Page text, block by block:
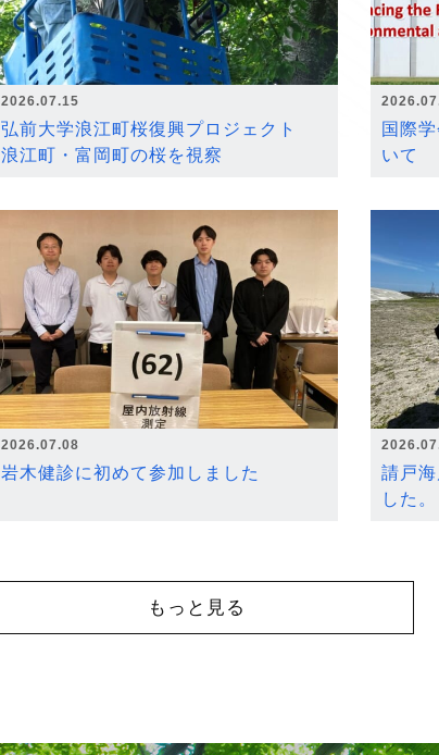
2026.07.15
弘前大学浪江町桜復興プロジェクト
浪江町・富岡町の桜を視察
国際
いて
2026.07.08
岩木健診に初めて参加しました
請戸
した。
もっと見る